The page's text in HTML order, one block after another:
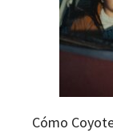
Cómo